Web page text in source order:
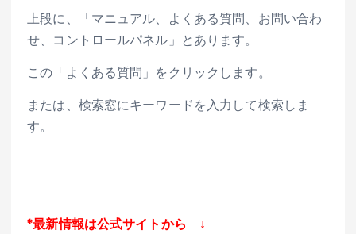
上段に、「マニュアル、よくある質問、お問い合わ
せ、コントロールパネル」とあります。
この「よくある質問」をクリックします。
または、検索窓にキーワードを入力して検索しま
す。
*最新情報は公式サイトから ↓